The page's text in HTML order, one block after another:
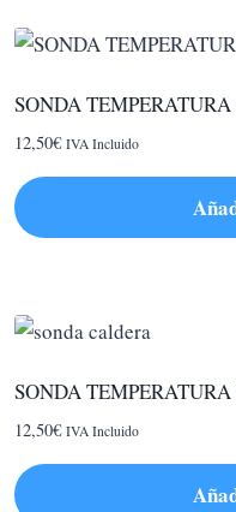
SONDA
12,50€ IVA Incluido
SONDA
12,50€ IVA Incluido